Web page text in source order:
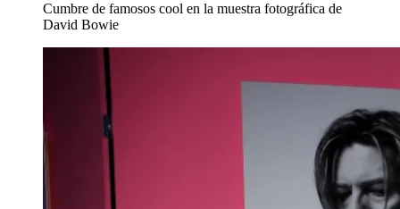
Cumbre de famosos cool en la muestra fotográfica de
David Bowie